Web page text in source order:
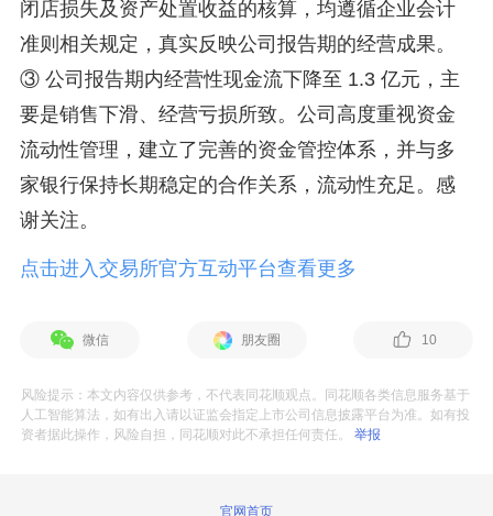
闭店损失及资产处置收益的核算，均遵循企业会计
准则相关规定，真实反映公司报告期的经营成果。
③ 公司报告期内经营性现金流下降至 1.3 亿元，主
要是销售下滑、经营亏损所致。公司高度重视资金
流动性管理，建立了完善的资金管控体系，并与多
家银行保持长期稳定的合作关系，流动性充足。感
谢关注。
点击进入交易所官方互动平台查看更多
微信 朋友圈 10
风险提示：本文内容仅供参考，不代表同花顺观点。同花顺各类信息服务基于
人工智能算法，如有出入请以证监会指定上市公司信息披露平台为准。如有投
资者据此操作，风险自担，同花顺对此不承担任何责任。举报
官网首页